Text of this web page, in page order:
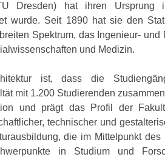
Dresden) hat ihren Ursprung
wurde. Seit 1890 hat sie den
Spektrum, das Ingenieur- und
und Medizin.
ist, dass die
mit 1.200 Studierenden
und prägt das Profil der
technischer und
die im Mittelpunkt des
in Studium und